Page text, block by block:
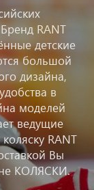
RANT
детские
большой
дизайна,
в
моделей
ведущие
RANT
Вы
КОЛЯСКИ.